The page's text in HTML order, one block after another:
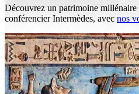
Découvrez un patrimoine
conférencier Intermèdes, avec nos